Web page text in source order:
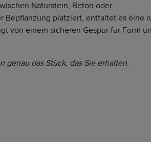
Naturstein, Beton oder
Bepflanzung platziert, entfaltet es eine
von einem sicheren Gespür für Form
genau das Stück, das Sie erhalten.